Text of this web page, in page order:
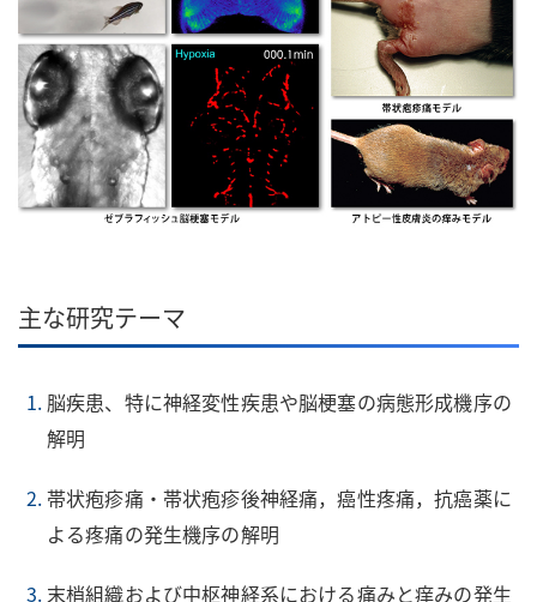
主な研究テーマ
脳疾患、特に神経変性疾患や脳梗塞の病態形成機序の
解明
帯状疱疹痛・帯状疱疹後神経痛，癌性疼痛，抗癌薬に
よる疼痛の発生機序の解明
末梢組織および中枢神経系における痛みと痒みの発生